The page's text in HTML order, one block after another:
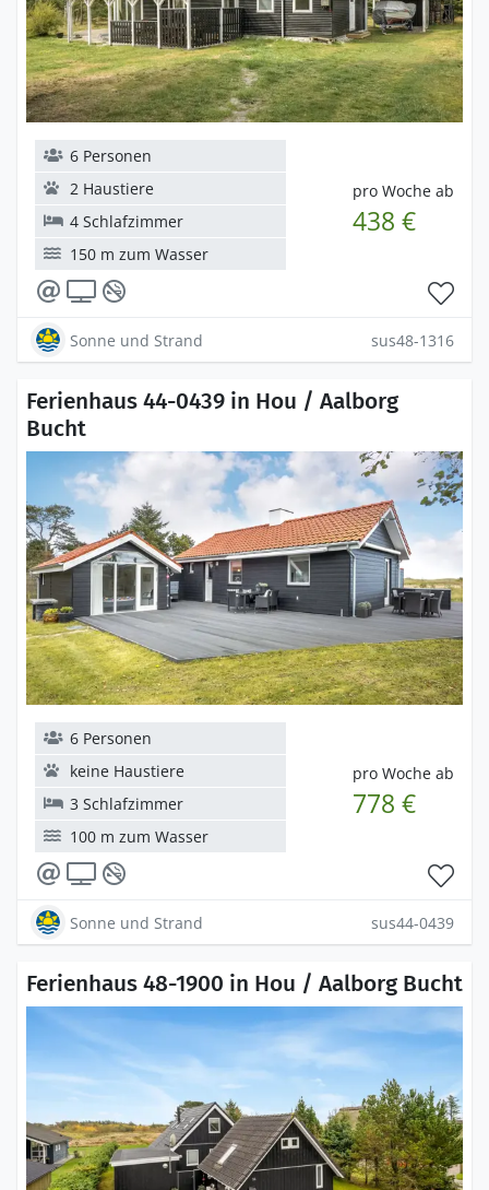
pro Woche ab
438 €
6 Personen
2 Haustiere
4 Schlafzimmer
150 m zum Wasser
Sonne und Strand sus48-1316
Ferienhaus 44-0439 in Hou / Aalborg
Bucht
pro Woche ab
778 €
6 Personen
keine Haustiere
3 Schlafzimmer
100 m zum Wasser
Sonne und Strand sus44-0439
Ferienhaus 48-1900 in Hou / Aalborg Bucht